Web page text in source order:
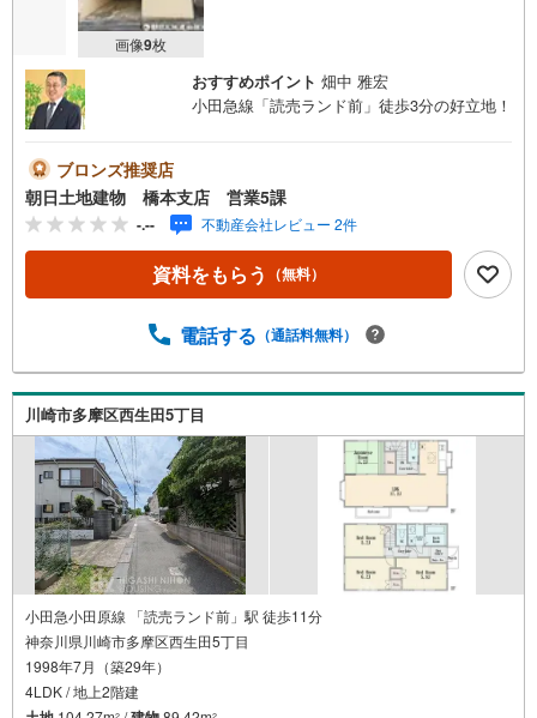
画像9枚
おすすめポイント 畑中 雅宏
小田急線「読売ランド前」徒歩3分の好立地！
ブロンズ推奨店
朝日土地建物 橋本支店 営業5課
-.-- 不動産会社レビュー 2件
資料をもらう （無料）
電話する （通話料無料）
川崎市多摩区西生田5丁目
小田急小田原線 「読売ランド前」駅 徒歩11分
神奈川県川崎市多摩区西生田5丁目
1998年7月（築29年）
4LDK / 地上2階建